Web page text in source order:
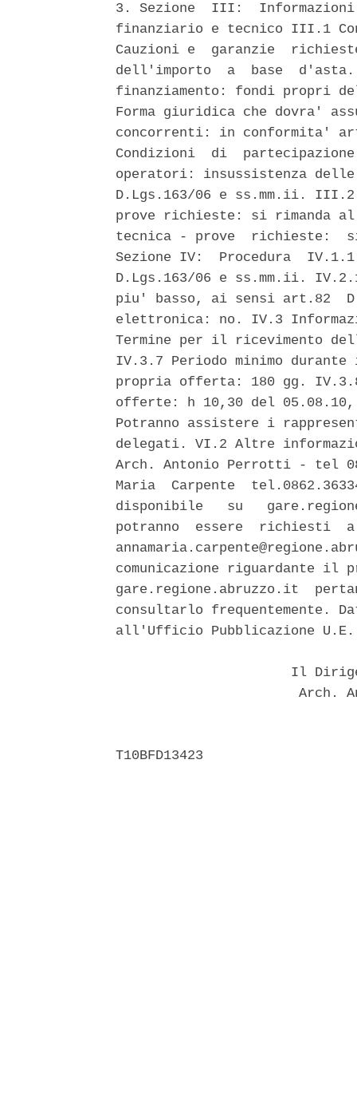
3. Sezione  III:
finanziario e tecnico III.1
Cauzioni e  garanzie
dell'importo  a  base
finanziamento: fondi propri
Forma giuridica che dovra'
concorrenti: in conformita'
Condizioni  di
operatori: insussistenza
D.Lgs.163/06 e ss.mm.ii.
prove richieste: si rimanda
tecnica - prove  richieste:
Sezione IV:  Procedura
D.Lgs.163/06 e ss.mm.ii.
piu' basso, ai sensi art.82
elettronica: no. IV.3
Termine per il ricevimento
IV.3.7 Periodo minimo
propria offerta: 180 gg.
offerte: h 10,30 del
Potranno assistere i
delegati. VI.2 Altre
Arch. Antonio Perrotti - tel
Maria  Carpente
disponibile   su
potranno  essere  richiesti
comunicazione riguardante il
gare.regione.abruzzo.it
consultarlo frequentemente.
all'Ufficio Pubblicazione
Il
Arch.